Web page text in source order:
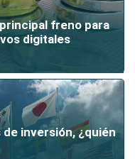
freno para
digitales
inversión, ¿quién